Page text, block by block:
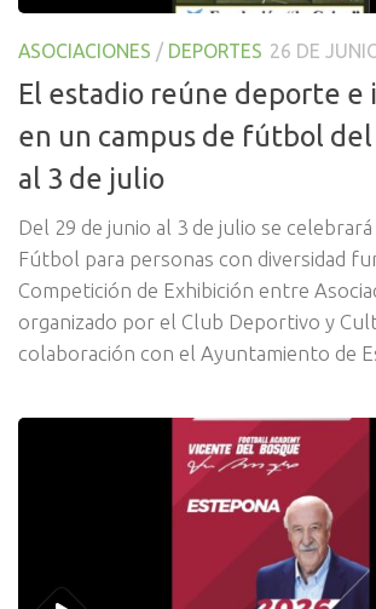
ASOCIACIONES / DEPORTES 26 DE
El estadio reúne deporte e
en un campus de fútbol
al 3 de julio
Del 29 de junio al 3 de julio se celebrará
Fútbol para personas con diversidad
Competición de Exhibición entre
organizado por el Club Deportivo y
colaboración con el Ayuntamiento de